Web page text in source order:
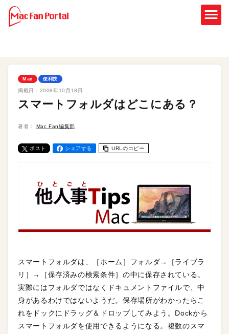
Mac 便利技
掲載日： 2008年10月18日
スマートフォルダはどこにある？
著者： Mac Fan編集部
ポスト シェアする URLのコピー
スマートフォルダは、［ホーム］フォルダ→［ライブラ
リ］→［保存済みの検索条件］の中に保存されている。
実際にはフォルダではなくドキュメントファイルで、中
身があるわけではないようだ。保存場所がわかったらこ
れをドックにドラッグ＆ドロップしてみよう。Dockから
スマートフォルダを使用できるようになる。複数のスマ